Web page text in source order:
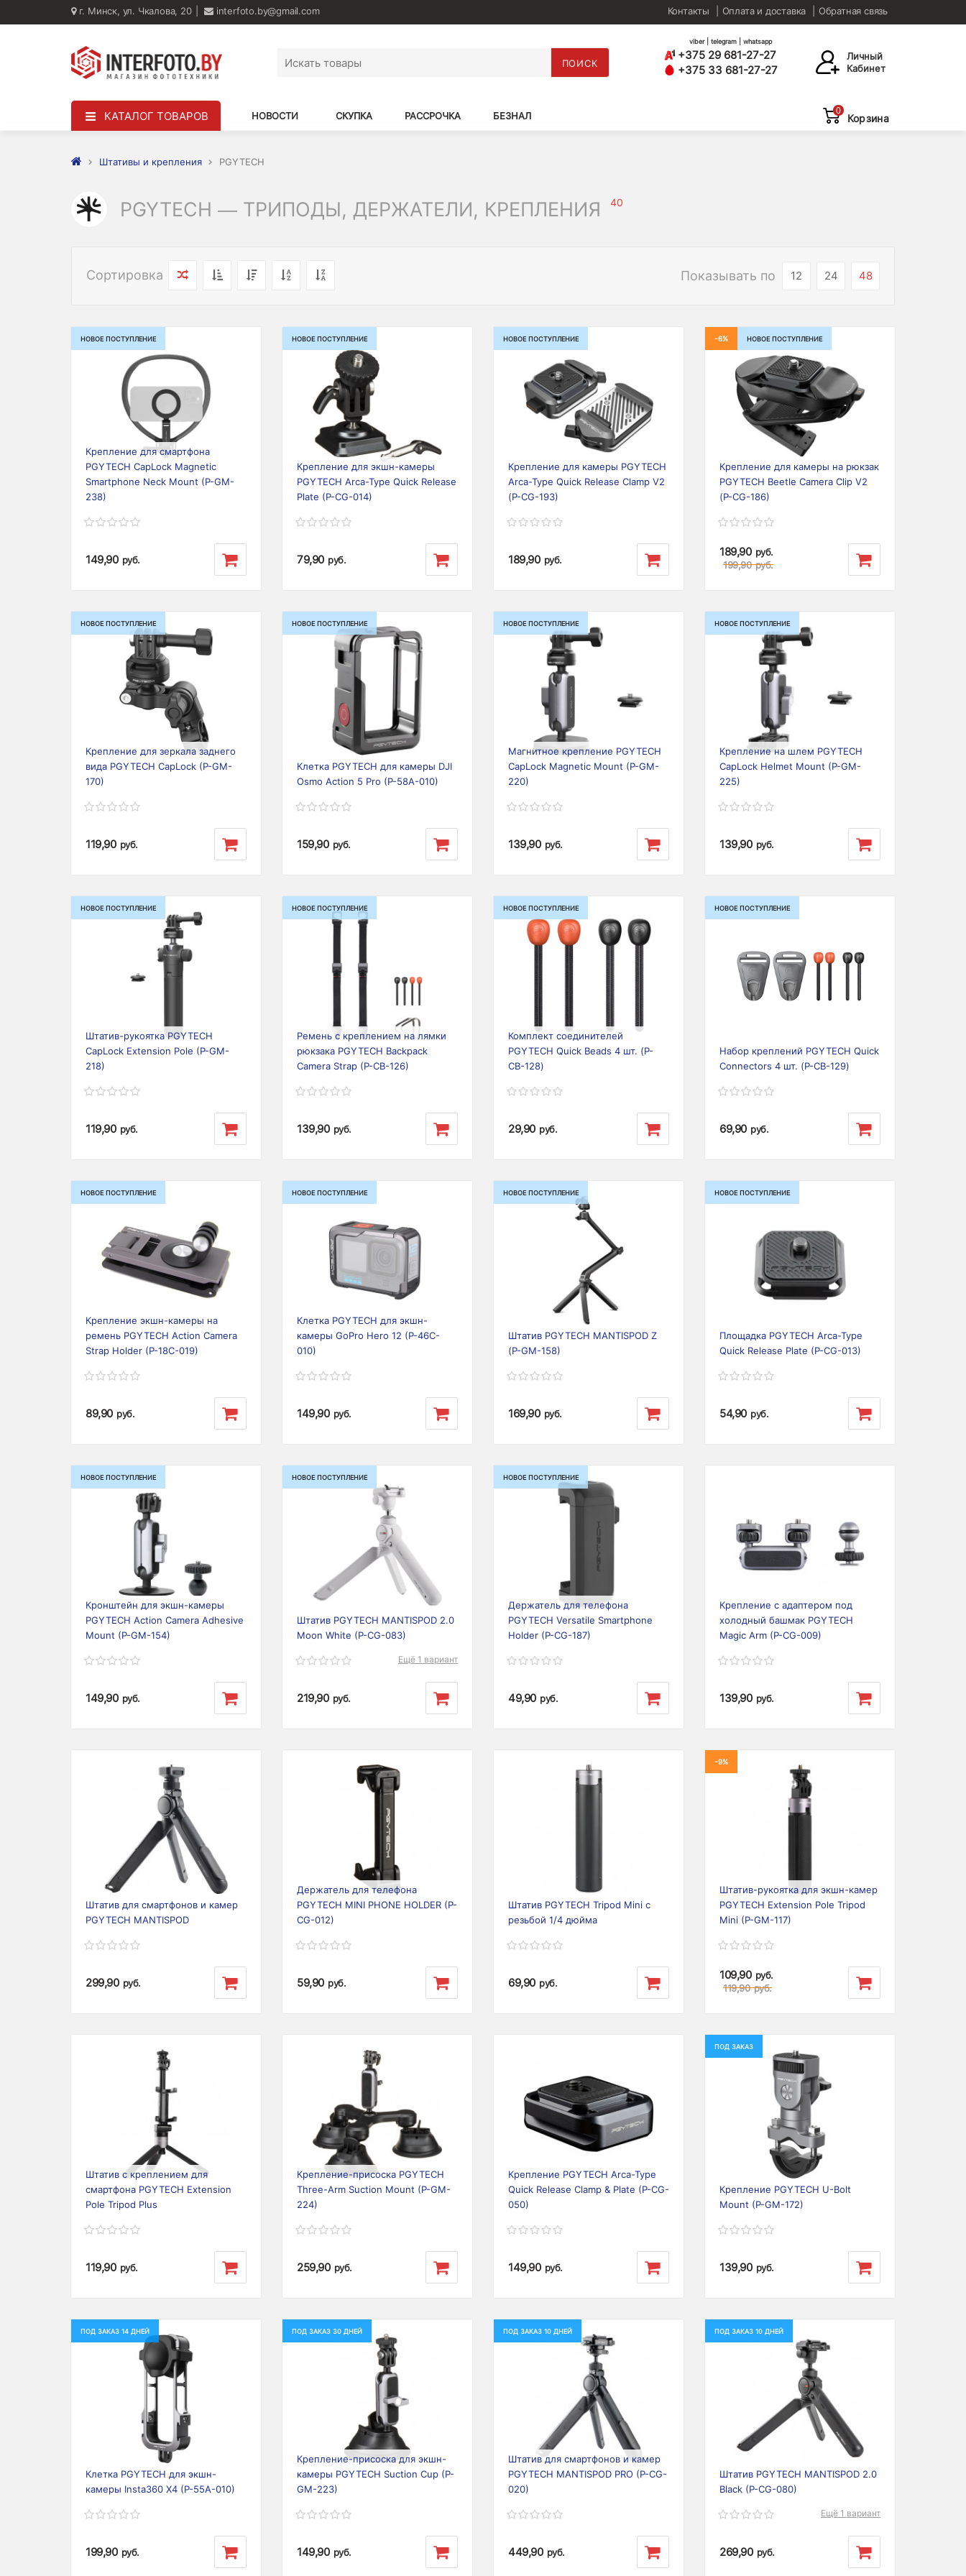
г. Минск, ул. Чкалова, 20 interfoto.by@gmail.com Контакты Оплата и доставка Обратная связь
ПОИСК
viber | telegram | whatsapp
+375 29 681-27-27
+375 33 681-27-27
Личный
Кабинет
КАТАЛОГ ТОВАРОВ НОВОСТИ СКУПКА РАССРОЧКА БЕЗНАЛ 0
Корзина
Штативы и крепления PGYTECH
PGYTECH — ТРИПОДЫ, ДЕРЖАТЕЛИ, КРЕПЛЕНИЯ 40
Показывать по 12 24 48
Сортировка
НОВОЕ ПОСТУПЛЕНИЕ
Previous
Крепление для смартфона
PGYTECH CapLock Magnetic
Smartphone Neck Mount (P-GM-
238)
149,90 руб.
НОВОЕ ПОСТУПЛЕНИЕ
Previous
Крепление для экшн-камеры
PGYTECH Arca-Type Quick Release
Plate (P-CG-014)
79,90 руб.
НОВОЕ ПОСТУПЛЕНИЕ
Previous
Крепление для камеры PGYTECH
Arca-Type Quick Release Clamp V2
(P-CG-193)
189,90 руб.
-6% НОВОЕ ПОСТУПЛЕНИЕ
Previous
Крепление для камеры на рюкзак
PGYTECH Beetle Camera Clip V2
(P-CG-186)
189,90 руб.
199,90 руб.
НОВОЕ ПОСТУПЛЕНИЕ
Previous
Крепление для зеркала заднего
вида PGYTECH CapLock (P-GM-
170)
119,90 руб.
НОВОЕ ПОСТУПЛЕНИЕ
Previous
Клетка PGYTECH для камеры DJI
Osmo Action 5 Pro (P-58A-010)
159,90 руб.
НОВОЕ ПОСТУПЛЕНИЕ
Previous
Магнитное крепление PGYTECH
CapLock Magnetic Mount (P-GM-
220)
139,90 руб.
НОВОЕ ПОСТУПЛЕНИЕ
Крепление на шлем PGYTECH
CapLock Helmet Mount (P-GM-
225)
139,90 руб.
НОВОЕ ПОСТУПЛЕНИЕ
Previous
Штатив-рукоятка PGYTECH
CapLock Extension Pole (P-GM-
218)
119,90 руб.
НОВОЕ ПОСТУПЛЕНИЕ
Previous
Ремень с креплением на лямки
рюкзака PGYTECH Backpack
Camera Strap (P-CB-126)
139,90 руб.
НОВОЕ ПОСТУПЛЕНИЕ
Previous
Комплект соединителей
PGYTECH Quick Beads 4 шт. (P-
CB-128)
29,90 руб.
НОВОЕ ПОСТУПЛЕНИЕ
Набор креплений PGYTECH Quick
Connectors 4 шт. (P-CB-129)
69,90 руб.
НОВОЕ ПОСТУПЛЕНИЕ
Previous
Крепление экшн-камеры на
ремень PGYTECH Action Camera
Strap Holder (P-18C-019)
89,90 руб.
НОВОЕ ПОСТУПЛЕНИЕ
Previous
Клетка PGYTECH для экшн-
камеры GoPro Hero 12 (P-46C-
010)
149,90 руб.
НОВОЕ ПОСТУПЛЕНИЕ
Штатив PGYTECH MANTISPOD Z
(P-GM-158)
169,90 руб.
НОВОЕ ПОСТУПЛЕНИЕ
Previous
Площадка PGYTECH Arca-Type
Quick Release Plate (P-CG-013)
54,90 руб.
НОВОЕ ПОСТУПЛЕНИЕ
Кронштейн для экшн-камеры
PGYTECH Action Camera Adhesive
Mount (P-GM-154)
149,90 руб.
НОВОЕ ПОСТУПЛЕНИЕ
Штатив PGYTECH MANTISPOD 2.0
Moon White (P-CG-083)
Ещё 1 вариант
219,90 руб.
НОВОЕ ПОСТУПЛЕНИЕ
Держатель для телефона
PGYTECH Versatile Smartphone
Holder (P-CG-187)
49,90 руб.
Previous
Крепление с адаптером под
холодный башмак PGYTECH
Magic Arm (P-CG-009)
139,90 руб.
Штатив для смартфонов и камер
PGYTECH MANTISPOD
299,90 руб.
Держатель для телефона
PGYTECH MINI PHONE HOLDER (P-
CG-012)
59,90 руб.
Штатив PGYTECH Tripod Mini с
резьбой 1/4 дюйма
69,90 руб.
-9%
Штатив-рукоятка для экшн-камер
PGYTECH Extension Pole Tripod
Mini (P-GM-117)
109,90 руб.
119,90 руб.
Штатив с креплением для
смартфона PGYTECH Extension
Pole Tripod Plus
119,90 руб.
Previous
Крепление-присоска PGYTECH
Three-Arm Suction Mount (P-GM-
224)
259,90 руб.
Previous
Крепление PGYTECH Arca-Type
Quick Release Clamp & Plate (P-CG-
050)
149,90 руб.
ПОД ЗАКАЗ
Крепление PGYTECH U-Bolt
Mount (P-GM-172)
139,90 руб.
ПОД ЗАКАЗ 14 ДНЕЙ
Клетка PGYTECH для экшн-
камеры Insta360 X4 (P-55A-010)
199,90 руб.
ПОД ЗАКАЗ 30 ДНЕЙ
Крепление-присоска для экшн-
камеры PGYTECH Suction Cup (P-
GM-223)
149,90 руб.
ПОД ЗАКАЗ 10 ДНЕЙ
Штатив для смартфонов и камер
PGYTECH MANTISPOD PRO (P-CG-
020)
449,90 руб.
ПОД ЗАКАЗ 10 ДНЕЙ
Штатив PGYTECH MANTISPOD 2.0
Black (P-CG-080)
Ещё 1 вариант
269,90 руб.